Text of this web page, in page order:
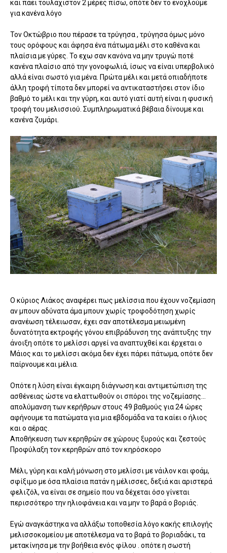
και πάει τουλάχιστον 2 μέρες πίσω, οπότε δεν το ενοχλούμε
για κανένα λόγο
Τον Οκτώβριο που πέρασε τα τρύγησα , τρύγησα όμως μόνο
τους ορόφους και άφησα ένα πάτωμα μέλι στο καθένα και
πλαίσια με γύρες. Το εχω σαν κανόνα να μην τρυγώ ποτέ
κανένα πλαίσιο από την γονοφωλιά, ίσως να είναι υπερβολικό
αλλά είναι σωστό για μένα. Πρώτα μέλι και μετά οπιαδήποτε
άλλη τροφή τίποτα δεν μπορεί να αντικαταστήσει στον ίδιο
βαθμό το μέλι και την γύρη, και αυτό γιατί αυτή είναι η φυσική
τροφή του μελισσιού. Συμπληρωματικά βέβαια δίνουμε και
κανένα ζυμάρι.
Ο κύριος Λιάκος αναφέρει πως μελίσσια που έχουν νοζεμίαση
αν μπουν αδύνατα άμα μπουν χωρίς τροφοδότηση χωρίς
ανανέωση τέλειωσαν, έχει σαν αποτέλεσμα μειωμένη
δυνατότητα εκτροφής γόνου επιβράδυνση της ανάπτυξης την
άνοιξη οπότε το μελίσσι αργεί να αναπτυχθεί και έρχεται ο
Μάιος και το μελίσσι ακόμα δεν έχει πάρει πάτωμα, οπότε δεν
παίρνουμε και μέλια.
Οπότε η λύση είναι έγκαιρη διάγνωση και αντιμετώπιση της
ασθένειας ώστε να ελαττωθούν οι σπόροι της νοζεμίασης…
απολύμανση των κερήθρων στους 49 βαθμούς για 24 ώρες
αφήνουμε τα πατώματα για μια εβδομάδα να τα καίει ο ήλιος
και ο αέρας.
Αποθήκευση των κερηθρών σε χώρους ξυρούς και ζεστούς
Προφύλαξη τον κερηθρών από τον κηρόσκορο
Μέλι, γύρη και καλή μόνωση στο μελίσσι με νάιλον και φοάμ,
σφίξιμο με όσα πλαίσια πατάν η μέλισσες, δεξιά και αριστερά
φελιζόλ, να είναι σε σημείο που να δέχεται όσο γίνεται
περισσότερο την ηλιοφάνεια και να μην το βαρά ο βοριάς.
Εγώ αναγκάστηκα να αλλάξω τοποθεσία λόγο κακής επιλογής
μελισσοκομείου με αποτέλεσμα να το βαρά το βοριαδάκι, τα
μετακίνησα με την βοήθεια ενός φίλου . οπότε η σωστή